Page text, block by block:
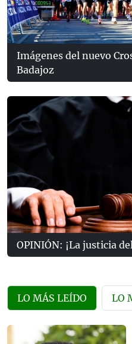
Imágenes del nuevo
Badajoz
OPINIÓN: ¡La justicia
LO MÁS LEÍDO LO